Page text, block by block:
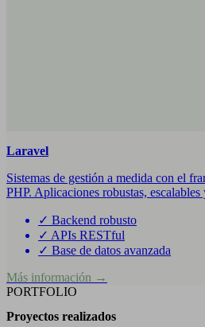
Laravel
Sistemas de gestión a medida con el
PHP. Aplicaciones robustas, escalables
✓ Backend robusto
✓ APIs RESTful
✓ Base de datos avanzada
Más información →
PORTFOLIO
Proyectos realizados